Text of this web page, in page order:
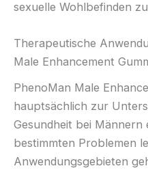
sexuelle Wohlbefinden
Therapeutische
Male Enhancement
PhenoMan Male
hauptsächlich zur
Gesundheit bei Männern
bestimmten Problemen
Anwendungsgebieten